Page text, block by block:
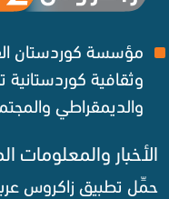
مؤسسة كوردستان
وثقافية كوردستانية
والديمقراطي
الأخبار والمعلومات
حمِّل تطبيق زاكروس